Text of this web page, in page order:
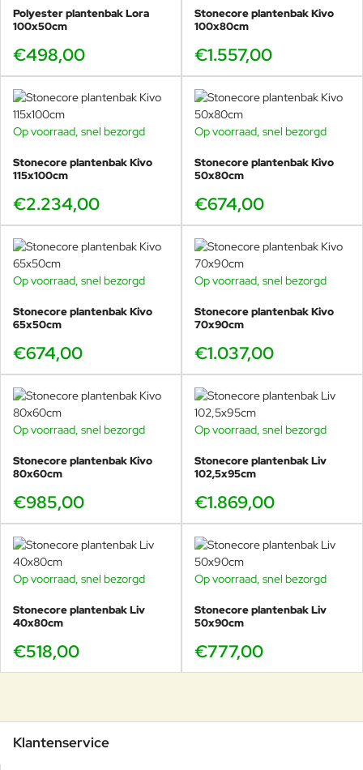
Polyester plantenbak Lora
100x50cm
€498,00
Stonecore plantenbak Kivo
100x80cm
€1.557,00
Op voorraad, snel bezorgd
Stonecore plantenbak Kivo
115x100cm
€2.234,00
Op voorraad, snel bezorgd
Stonecore plantenbak Kivo
50x80cm
€674,00
Op voorraad, snel bezorgd
Stonecore plantenbak Kivo
65x50cm
€674,00
Op voorraad, snel bezorgd
Stonecore plantenbak Kivo
70x90cm
€1.037,00
Op voorraad, snel bezorgd
Stonecore plantenbak Kivo
80x60cm
€985,00
Op voorraad, snel bezorgd
Stonecore plantenbak Liv
102,5x95cm
€1.869,00
Op voorraad, snel bezorgd
Stonecore plantenbak Liv
40x80cm
€518,00
Op voorraad, snel bezorgd
Stonecore plantenbak Liv
50x90cm
€777,00
Klantenservice